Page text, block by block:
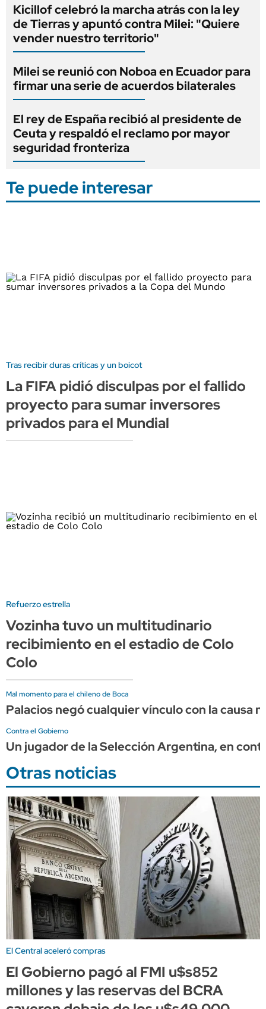
Kicillof celebró la marcha atrás con la ley
de Tierras y apuntó contra Milei: "Quiere
vender nuestro territorio"
Milei se reunió con Noboa en Ecuador para
firmar una serie de acuerdos bilaterales
El rey de España recibió al presidente de
Ceuta y respaldó el reclamo por mayor
seguridad fronteriza
Te puede interesar
Tras recibir duras críticas y un boicot
La FIFA pidió disculpas por el fallido
proyecto para sumar inversores
privados para el Mundial
Refuerzo estrella
Vozinha tuvo un multitudinario
recibimiento en el estadio de Colo
Colo
Mal momento para el chileno de Boca
Palacios negó cualquier vínculo con la causa
Contra el Gobierno
Un jugador de la Selección Argentina, en
Otras noticias
El Central aceleró compras
El Gobierno pagó al FMI u$s852
millones y las reservas del BCRA